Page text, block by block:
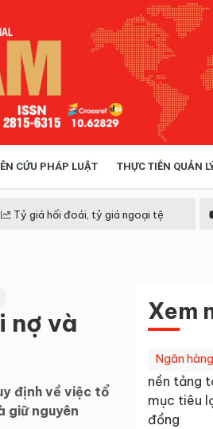
CỨU PHÁP LUẬT THỰC TIỄN QUẢN
Tỷ giá hối đoái, tỷ giá ngoại tệ
nợ và
định về việc tổ
giữ nguyên
Xem
Ngân
nền tảng
mục tiêu
đồng